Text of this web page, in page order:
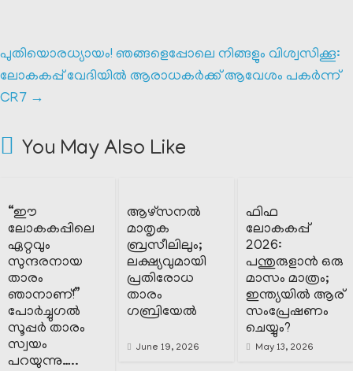
പുതിയൊരധ്യായം! ഞങ്ങളെപ്പോലെ നിങ്ങളും വിശ്വസിക്കൂ:
ലോകകപ്പ് വേദിയിൽ ആരാധകർക്ക് ആവേശം പകർന്ന്
CR7 →
You May Also Like
“ഈ
ലോകകപ്പിലെ
ഏറ്റവും
സുന്ദരനായ
താരം
ഞാനാണ്!”
പോർച്ചുഗൽ
സൂപ്പർ താരം
സ്വയം
പറയുന്നു…..
ആഴ്‌സനൽ
മാതൃക
ബ്രസീലിലും;
ലക്ഷ്യവുമായി
പ്രതിരോധ
താരം
ഗബ്രിയേൽ
June 19, 2026
ഫിഫ
ലോകകപ്പ്
2026:
പന്തുരുളാൻ ഒരു
മാസം മാത്രം;
ഇന്ത്യയിൽ ആര്
സംപ്രേഷണം
ചെയ്യും?
May 13, 2026